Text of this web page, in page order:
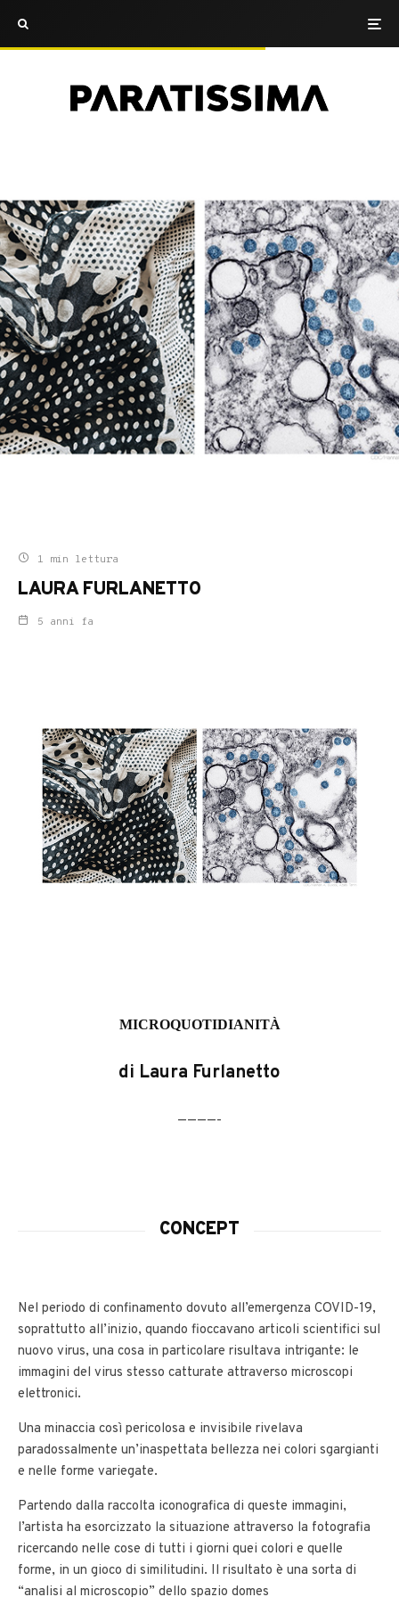
1 min lettura
LAURA FURLANETTO
5 anni fa
MICROQUOTIDIANITÀ
di Laura Furlanetto
————-
CONCEPT
Nel periodo di confinamento dovuto all’emergenza COVID-19,
soprattutto all’inizio, quando fioccavano articoli scientifici sul
nuovo virus, una cosa in particolare risultava intrigante: le
immagini del virus stesso catturate attraverso microscopi
elettronici.
Una minaccia così pericolosa e invisibile rivelava
paradossalmente un’inaspettata bellezza nei colori sgargianti
e nelle forme variegate.
Partendo dalla raccolta iconografica di queste immagini,
l’artista ha esorcizzato la situazione attraverso la fotografia
ricercando nelle cose di tutti i giorni quei colori e quelle
forme, in un gioco di similitudini. Il risultato è una sorta di
“analisi al microscopio” dello spazio domes